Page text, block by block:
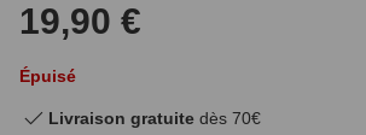
19,90 €
Épuisé
Livraison gratuite dès 70€